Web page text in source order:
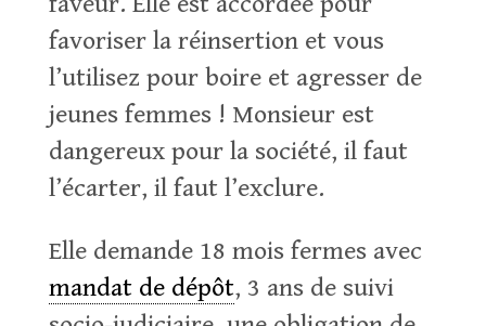
favoriser la réinsertion et vous
l’utilisez pour boire et agresser de
jeunes femmes ! Monsieur est
dangereux pour la société, il faut
l’écarter, il faut l’exclure.
Elle demande 18 mois fermes avec
mandat de dépôt, 3 ans de suivi